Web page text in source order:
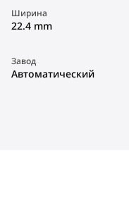
Ширина
22.4 mm
Завод
Автоматический